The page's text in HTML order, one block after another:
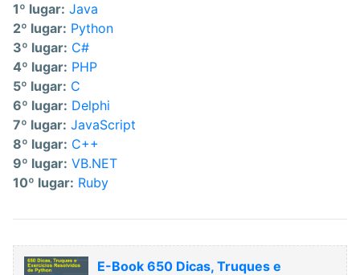
1º lugar: Java
2º lugar: Python
3º lugar: C#
4º lugar: PHP
5º lugar: C
6º lugar: Delphi
7º lugar: JavaScript
8º lugar: C++
9º lugar: VB.NET
10º lugar: Ruby
E-Book 650 Dicas, Truques e